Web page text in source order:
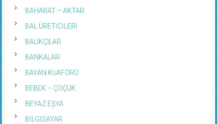
BAHARAT – AKTAR
BAL ÜRETİCİLERİ
BALIKÇILAR
BANKALAR
BAYAN KUAFÖRÜ
BEBEK – ÇOÇUK
BEYAZ EŞYA
BİLGİSAYAR